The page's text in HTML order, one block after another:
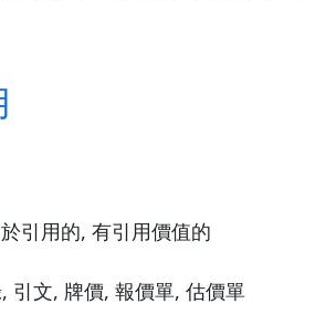
引用的, 有引用價值的
引文, 牌價, 報價單, 估價單